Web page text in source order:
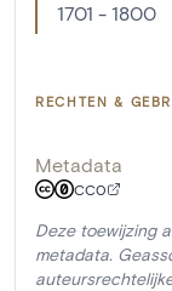
1701 - 1800
RECHTEN &
Metadata
CC0
Deze toewijzing
metadata.